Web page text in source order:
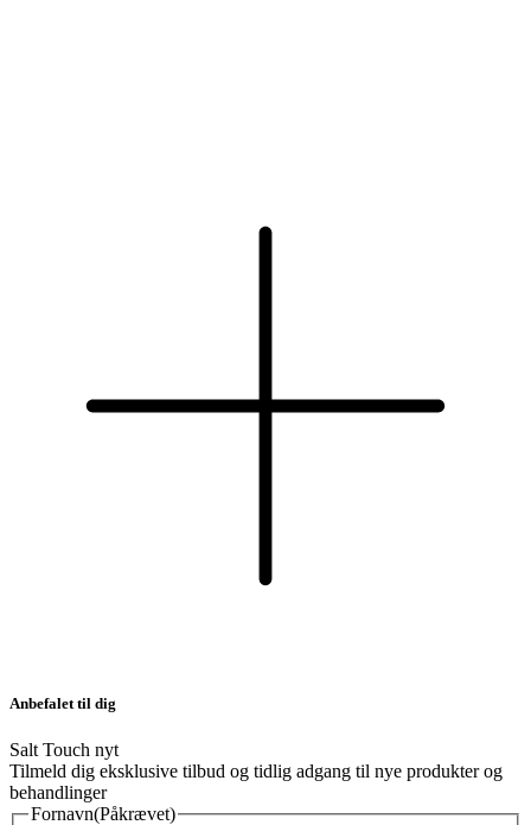
Anbefalet til dig
Salt Touch nyt
Tilmeld dig eksklusive tilbud og tidlig adgang til nye produkter og
behandlinger
Fornavn(Påkrævet)